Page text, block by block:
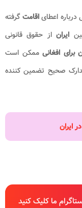
اعطایاقامتگرفته
ایراناز حقوق قانونی
برای افغانیممکن است
صحیح تضمین کننده
ایران
ما کلیک کنید